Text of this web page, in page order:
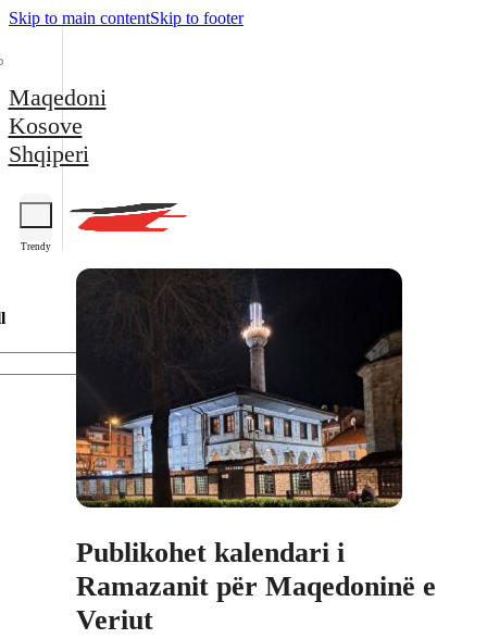
Skip to main contentSkip to footer
Maqedoni
Kosove
Shqiperi
Trendy
Publikohet kalendari i
Ramazanit për Maqedoninë e
Veriut